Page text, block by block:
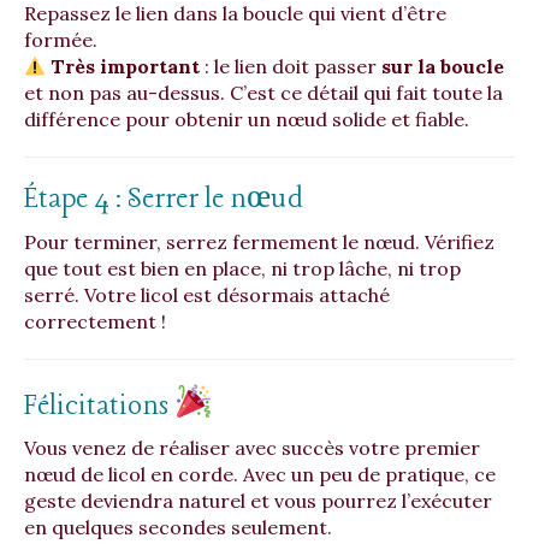
Repassez le lien dans la boucle qui vient d’être
formée.
Très important : le lien doit passer sur la boucle
et non pas au-dessus. C’est ce détail qui fait toute la
différence pour obtenir un nœud solide et fiable.
Étape 4 : Serrer le nœud
Pour terminer, serrez fermement le nœud. Vérifiez
que tout est bien en place, ni trop lâche, ni trop
serré. Votre licol est désormais attaché
correctement !
Félicitations
Vous venez de réaliser avec succès votre premier
nœud de licol en corde. Avec un peu de pratique, ce
geste deviendra naturel et vous pourrez l’exécuter
en quelques secondes seulement.